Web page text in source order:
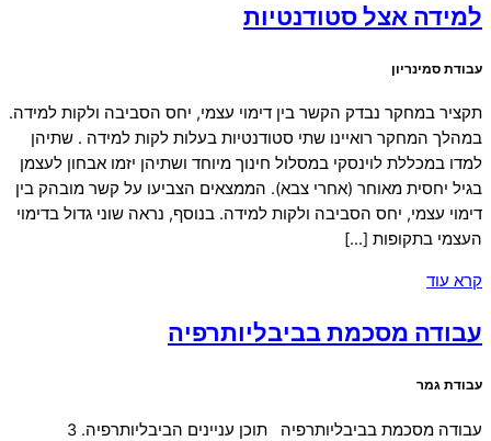
למידה אצל סטודנטיות
עבודת סמינריון
תקציר במחקר נבדק הקשר בין דימוי עצמי, יחס הסביבה ולקות למידה.
במהלך המחקר רואיינו שתי סטודנטיות בעלות לקות למידה . שתיהן
למדו במכללת לוינסקי במסלול חינוך מיוחד ושתיהן יזמו אבחון לעצמן
בגיל יחסית מאוחר (אחרי צבא). הממצאים הצביעו על קשר מובהק בין
דימוי עצמי, יחס הסביבה ולקות למידה. בנוסף, נראה שוני גדול בדימוי
העצמי בתקופות […]
קרא עוד
עבודה מסכמת בביבליותרפיה
עבודת גמר
עבודה מסכמת בביבליותרפיה תוכן עניינים הביבליותרפיה. 3